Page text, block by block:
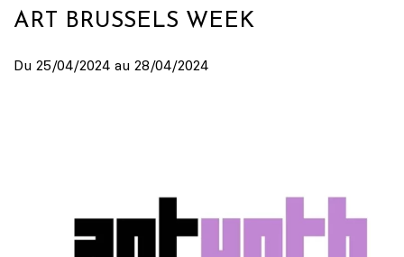
ART BRUSSELS WEEK
Du 25/04/2024 au 28/04/2024